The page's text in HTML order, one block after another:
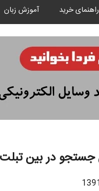
راهنمای خرید آموزش زبان